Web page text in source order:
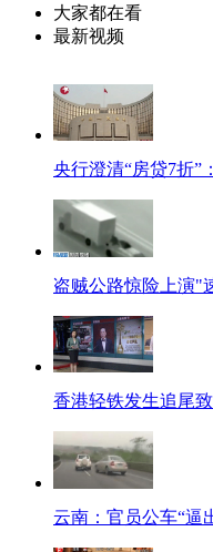
大家都在看
最新视频
央行澄清“房贷7折”
盗贼公路惊险上演"
香港轻铁发生追尾
云南：官员公车“逼